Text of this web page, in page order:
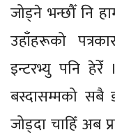
जोड्ने भन्छौँ नि
उहाँहरूको
इन्टरभ्यु पनि
बस्दासम्मको
जोड्दा चाहिँ अब